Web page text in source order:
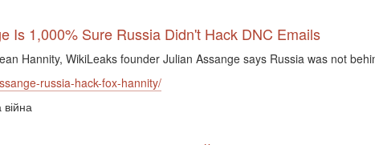
Is 1,000% Sure Russia Didn't Hack DNC Emails
Hannity, WikiLeaks founder Julian Assange says Russia was not
russia-hack-fox-hannity/